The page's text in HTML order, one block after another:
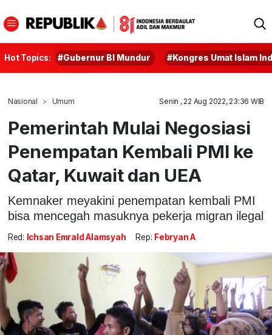
Hot Topics: #Gubernur BI Mundur #Kongres Umat Islam
Nasional Umum Senin , 22 Aug 2022, 23:36 WIB
Pemerintah Mulai Negosiasi
Penempatan Kembali PMI ke
Qatar, Kuwait dan UEA
Kemnaker meyakini penempatan kembali PMI
bisa mencegah masuknya pekerja migran ilegal
Red: Ichsan Emrald Alamsyah Rep: Febryan A